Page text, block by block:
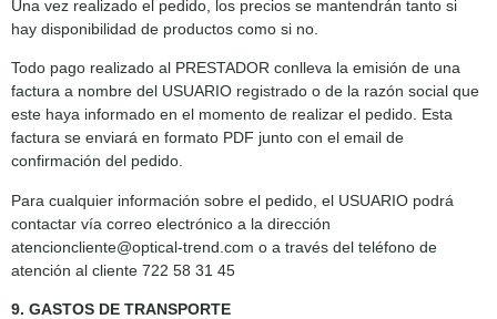
Una vez realizado el pedido, los precios se mantendrán tanto si
hay disponibilidad de productos como si no.
Todo pago realizado al PRESTADOR conlleva la emisión de una
factura a nombre del USUARIO registrado o de la razón social que
este haya informado en el momento de realizar el pedido. Esta
factura se enviará en formato PDF junto con el email de
confirmación del pedido.
Para cualquier información sobre el pedido, el USUARIO podrá
contactar vía correo electrónico a la dirección
atencioncliente@optical-trend.com o a través del teléfono de
atención al cliente 722 58 31 45
9. GASTOS DE TRANSPORTE